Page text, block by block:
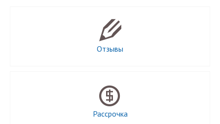
Отзывы
Рассрочка